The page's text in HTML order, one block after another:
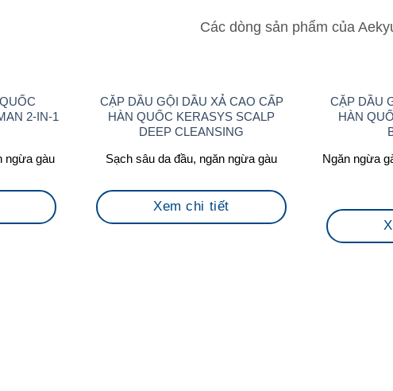
Các dòng sản phẩm của
2-IN-1
ngừa gàu
CẶP DẦU GỘI DẦU XẢ CAO CẤP
HÀN QUỐC KERASYS SCALP
DEEP CLEANSING
Sạch sâu da đầu, ngăn ngừa gàu
Xem chi tiết
CẶP DẦU
HÀN
Ngăn ngừa